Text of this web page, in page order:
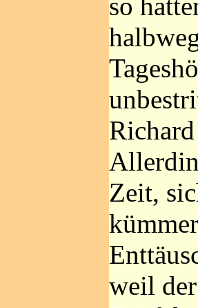
so
Zeit,
weil